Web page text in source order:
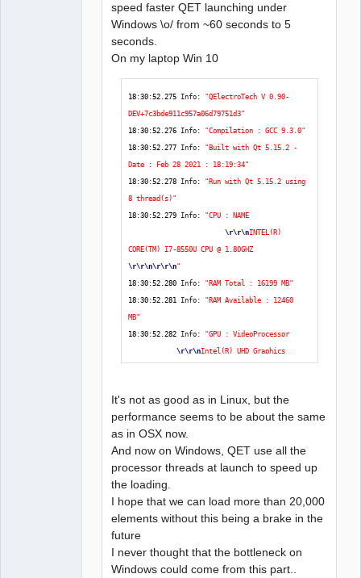
speed faster QET launching under
Windows \o/ from ~60 seconds to 5
seconds.
On my laptop Win 10
18:30:52.275 Info: "QElectroTech V 0.90-
DEV+7c3bde911c957a06d79751d3"
18:30:52.276 Info: "Compilation : GCC 9.3.0"
18:30:52.277 Info: "Built with Qt 5.15.2 -
Date : Feb 28 2021 : 18:19:34"
18:30:52.278 Info: "Run with Qt 5.15.2 using
8 thread(s)"
18:30:52.279 Info: "CPU : NAME
\r\r\nINTEL(R)
\r\r\n\r\r\n"
18:30:52.280 Info: "RAM Total : 16199 MB"
18:30:52.281 Info: "RAM Available : 12460
MB"
18:30:52.282 Info: "GPU : VideoProcessor
\r\r\nIntel(R) UHD Graphics
AdapterRAM \r\r\n1073741824 \r\r\n \r\r
B"
18 :30:52.283 Info:
Version : Windows 10 Version 1909 - Kernel :
10.0.18363"
18:30:52.284
18:30:52.284 Info: "( 1 : 3840 x 2160 )"
18:30:52.608 Info: Elements collection
reload
18:30 :57.795 Info: Elements collection
finished to be loaded
It's not as good as in Linux, but the
performance seems to be about the same
as in OSX now.
And now on Windows, QET use all the
processor threads at launch to speed up
the loading.
I hope that we can load more than 20,000
elements without this being a brake in the
future
I never thought that the bottleneck on
Windows could come from this part..